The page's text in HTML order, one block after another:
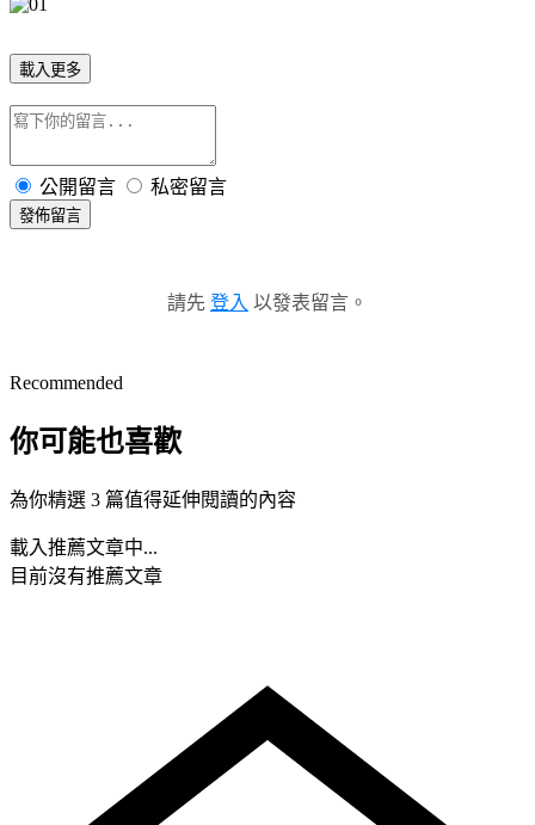
載入更多
公開留言 私密留言
發佈留言
請先 登入 以發表留言。
Recommended
你可能也喜歡
為你精選 3 篇值得延伸閱讀的內容
載入推薦文章中...
目前沒有推薦文章